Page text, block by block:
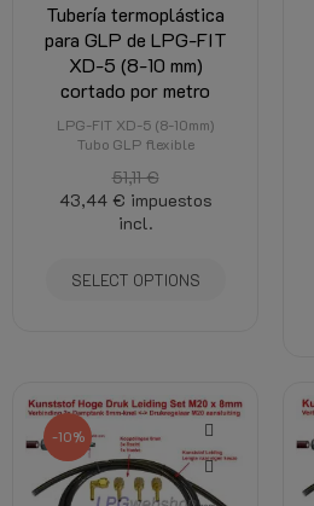
Tubería termoplástica
para GLP de LPG-FIT
XD-5 (8-10 mm)
cortado por metro
LPG-FIT XD-5 (8-10mm)
Tubo GLP flexible
51,11 €
43,44 € impuestos
incl.
SELECT OPTIONS
-10%